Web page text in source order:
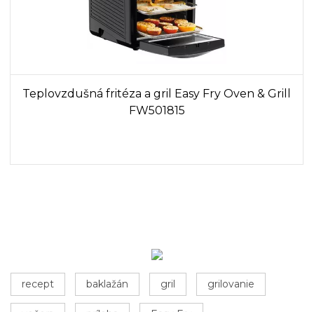
Teplovzdušná fritéza a gril Easy Fry Oven & Grill
FW501815
recept baklažán gril grilovanie